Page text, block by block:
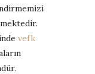
vefk